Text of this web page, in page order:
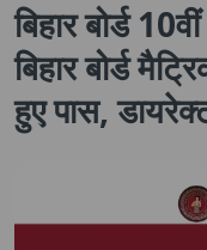
बिहार बोर्ड
बिहार बोर्ड
हुए पास,